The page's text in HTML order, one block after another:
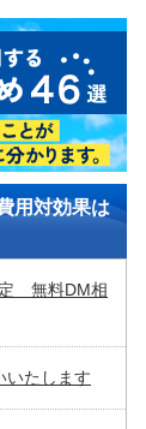
用対効果は
定 無料DM相
いたします